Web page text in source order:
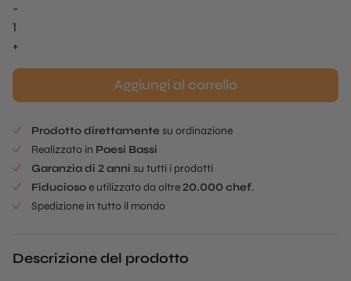
-
Stencil
cerchio
quantità
+
Aggiungi al carrello
Prodotto direttamente su ordinazione
Realizzato in Paesi Bassi
Garanzia di 2 anni su tutti i prodotti
Fiduciosoe utilizzato da oltre20.000 chef.
Spedizione in tutto il mondo
Descrizione del prodotto